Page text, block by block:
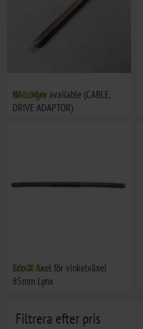
Filtrera efter pris
No longer available (CABLE,
DRIVE ADAPTOR)
228,00 kr
Sno-X Axel för vinkelväxel
85mm Lynx
45,00 kr